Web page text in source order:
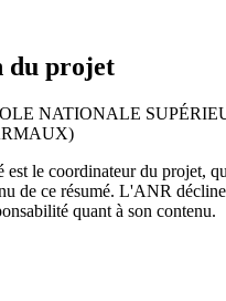
du projet
NATIONALE
est le coordinateur du projet,
de ce résumé. L'ANR
quant à son contenu.